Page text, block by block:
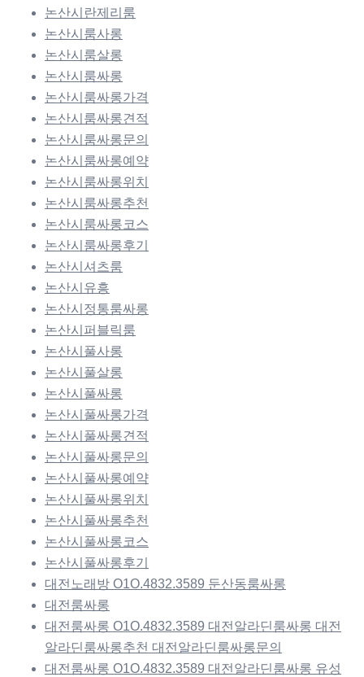
논산시란제리룸
논산시룸사롱
논산시룸살롱
논산시룸싸롱
논산시룸싸롱가격
논산시룸싸롱견적
논산시룸싸롱문의
논산시룸싸롱예약
논산시룸싸롱위치
논산시룸싸롱추천
논산시룸싸롱코스
논산시룸싸롱후기
논산시셔츠룸
논산시유흥
논산시정통룸싸롱
논산시퍼블릭룸
논산시풀사롱
논산시풀살롱
논산시풀싸롱
논산시풀싸롱가격
논산시풀싸롱견적
논산시풀싸롱문의
논산시풀싸롱예약
논산시풀싸롱위치
논산시풀싸롱추천
논산시풀싸롱코스
논산시풀싸롱후기
대전노래방 O1O.4832.3589 둔산동룸싸롱
대전룸싸롱
대전룸싸롱 O1O.4832.3589 대전알라딘룸싸롱 대전
알라딘룸싸롱추천 대전알라딘룸싸롱문의
대전룸싸롱 O1O.4832.3589 대전알라딘룸싸롱 유성